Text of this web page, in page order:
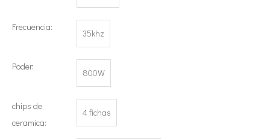
Actualmente, la investigación sobre la extracción de antioxidantes
Frecuencia:
35khz
Poder:
800W
chips de
ceramica:
4 fichas